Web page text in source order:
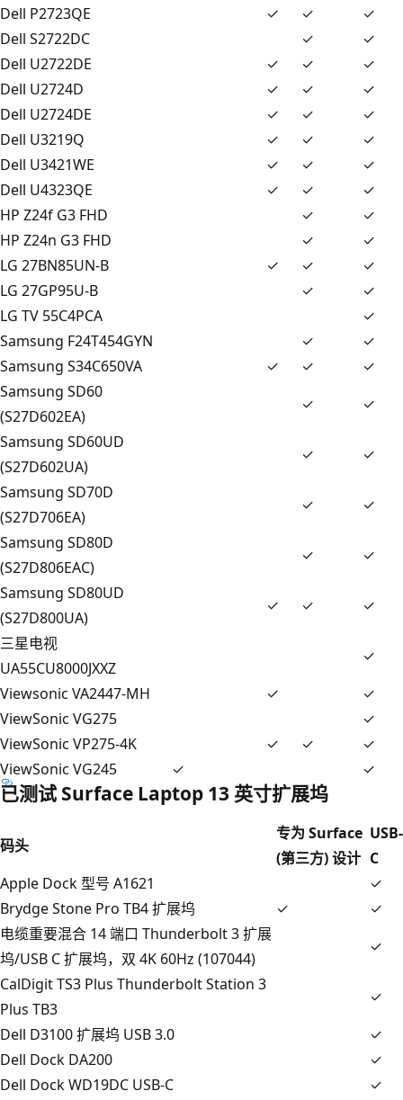
Dell P2723QE
✓ ✓
✓
Dell S2722DC
✓
✓
Dell U2722DE
✓ ✓
✓
Dell U2724D
✓ ✓
✓
Dell U2724DE
✓ ✓
✓
Dell U3219Q
✓ ✓
✓
Dell U3421WE
✓ ✓
✓
Dell U4323QE
✓ ✓
✓
HP Z24f G3 FHD
✓
✓
HP Z24n G3 FHD
✓
✓
LG 27BN85UN-B
✓ ✓
✓
LG 27GP95U-B
✓
✓
LG TV 55C4PCA
✓
Samsung F24T454GYN
✓
✓
Samsung S34C650VA
✓ ✓
✓
Samsung SD60
(S27D602EA)
✓
✓
Samsung SD60UD
(S27D602UA)
✓
✓
Samsung SD70D
(S27D706EA)
✓
✓
Samsung SD80D
(S27D806EAC)
✓
✓
Samsung SD80UD
(S27D800UA)
✓ ✓
✓
三星电视
UA55CU8000JXXZ
✓
Viewsonic VA2447-MH
✓
✓
ViewSonic VG275
✓
ViewSonic VP275-4K
✓ ✓
✓
ViewSonic VG245
✓ ✓
已测试 Surface Laptop 13 英寸扩展坞
码头
专为 Surface
(第三方) 设计
USB-
C
Apple Dock 型号 A1621
✓
Brydge Stone Pro TB4 扩展坞
✓
✓
电缆重要混合 14 端口 Thunderbolt 3 扩展
坞/USB C 扩展坞，双 4K 60Hz (107044)
✓
CalDigit TS3 Plus Thunderbolt Station 3
Plus TB3
✓
Dell D3100 扩展坞 USB 3.0
✓
Dell Dock DA200
✓
Dell Dock WD19DC USB-C
✓